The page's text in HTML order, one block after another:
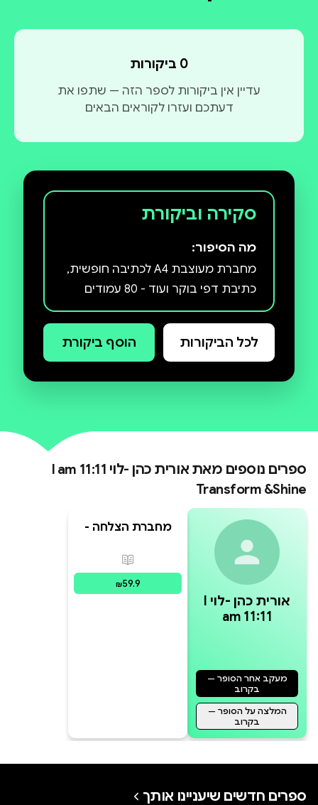
0 ביקורות
עדיין אין ביקורות לספר הזה — שתפו את
דעתכם ועזרו לקוראים הבאים
סקירה וביקורת
מה הסיפור:
מחברת מעוצבת A4 לכתיבה חופשית,
כתיבת דפי בוקר ועוד - 80 עמודים
לכל הביקורות הוסף ביקורת
ספרים נוספים מאת
אורית כהן -לוי I am 11:11
Transform &Shine
am 11:11
מעקב אחר הסופר —
בקרוב
המלצה על הסופר —
בקרוב
מחברת הצלחה -
הצלחות קטנות
וגדולות בשילוב
היגדי מוטיבציה
מעוטרים , 88
פורמטים זמינים
₪59.9
ספרים חדשים שיעניינו אותך